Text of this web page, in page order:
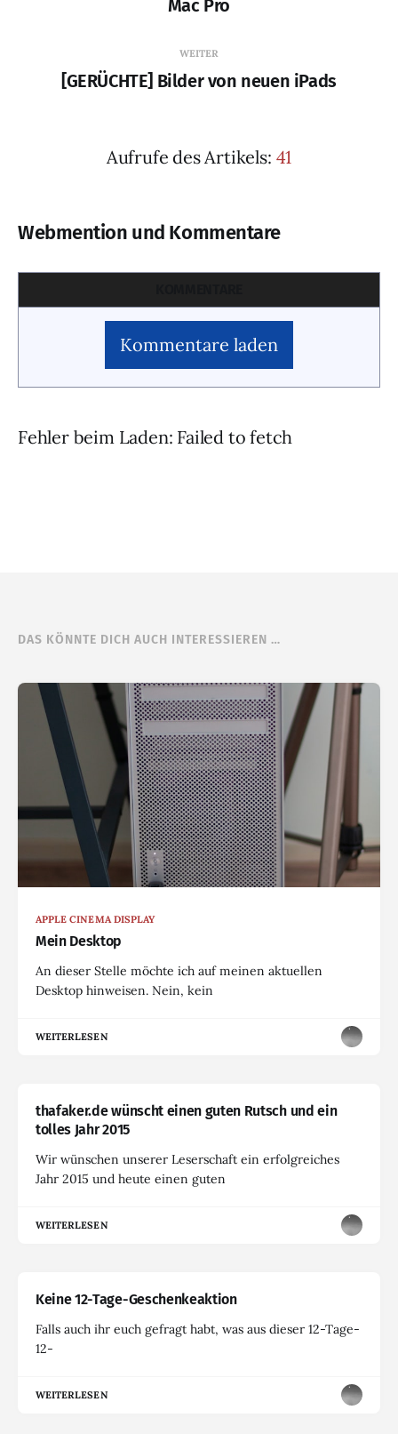
Mac Pro
WEITER
[GERÜCHTE] Bilder von neuen iPads
Aufrufe des Artikels: 41
Webmention und Kommentare
Kommentare laden
Fehler beim Laden: Failed to fetch
DAS KÖNNTE DICH AUCH INTERESSIEREN …
APPLE CINEMA DISPLAY
Mein Desktop
An dieser Stelle möchte ich auf meinen aktuellen
Desktop hinweisen. Nein, kein
WEITERLESEN
thafaker.de wünscht einen guten Rutsch und ein
tolles Jahr 2015
Wir wünschen unserer Leserschaft ein erfolgreiches
Jahr 2015 und heute einen guten
WEITERLESEN
Keine 12-Tage-Geschenkeaktion
Falls auch ihr euch gefragt habt, was aus dieser 12-Tage-
12-
WEITERLESEN